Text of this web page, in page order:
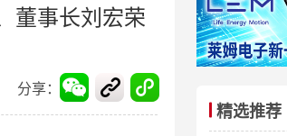
董事长刘宏荣
分享：
精选推荐